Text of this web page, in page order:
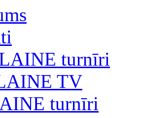
turnīri
TV
turnīri